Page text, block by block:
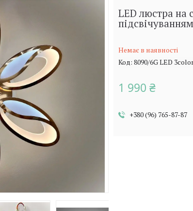
LED люстра на
Немає в наявності
Код: 8090/6G LED
1 990 ₴
+380 (96) 765-87-87